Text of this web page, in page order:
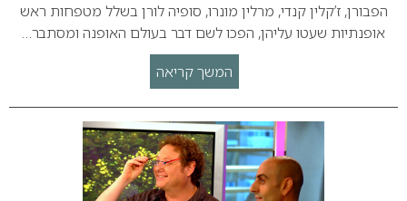
הפבורן, ז’קלין קנדי, מרלין מונרו, סופיה לורן בשלל מטפחות ראש
אופנתיות שעטו עליהן, הפכו לשם דבר בעולם האופנה ומסתבר…
המשך קריאה